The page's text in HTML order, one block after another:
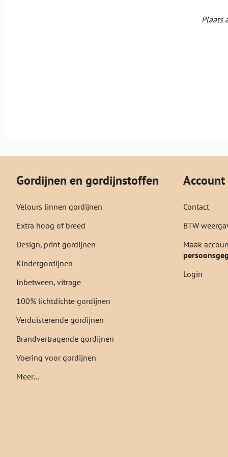
Plaats
Gordijnen en gordijnstoffen
Velours linnen gordijnen
Extra hoog of breed
Design, print gordijnen
Kindergordijnen
Inbetween, vitrage
100% lichtdichte gordijnen
Verduisterende gordijnen
Brandvertragende gordijnen
Voering voor gordijnen
Meer…
Account
Contact
BTW
Maak
Login